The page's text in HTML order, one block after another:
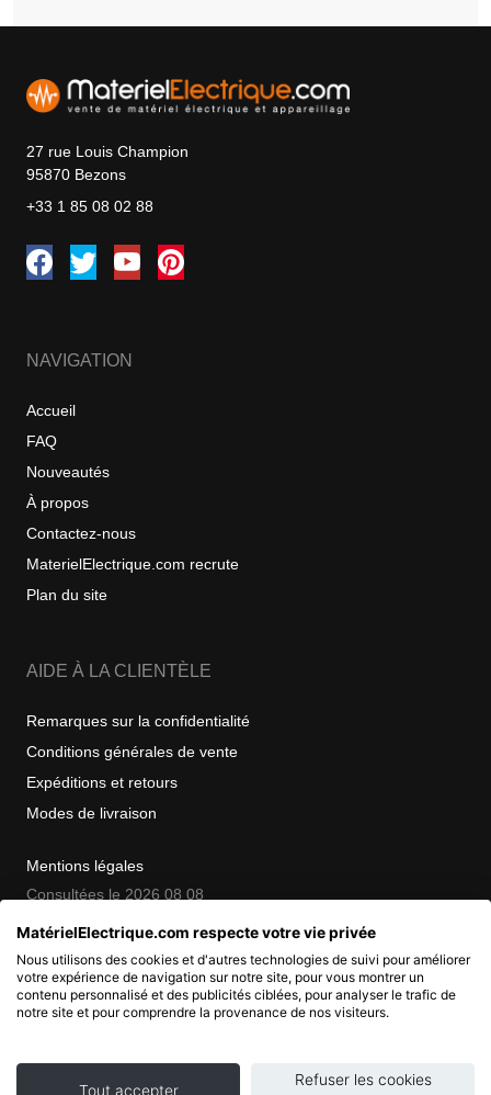
27 rue Louis Champion
95870 Bezons
+33 1 85 08 02 88
NAVIGATION
Accueil
FAQ
Nouveautés
À propos
Contactez-nous
MaterielElectrique.com recrute
Plan du site
AIDE À LA CLIENTÈLE
Remarques sur la confidentialité
Conditions générales de vente
Expéditions et retours
Modes de livraison
Mentions légales
Consultées le 2026 08 08
COPYRIGHT
© 2007 - 2026 Nimbanet
MatérielElectrique.com respecte votre vie privée
Nous utilisons des cookies et d'autres technologies de suivi pour améliorer
votre expérience de navigation sur notre site, pour vous montrer un
contenu personnalisé et des publicités ciblées, pour analyser le trafic de
notre site et pour comprendre la provenance de nos visiteurs.
Tout accepter
Refuser les cookies